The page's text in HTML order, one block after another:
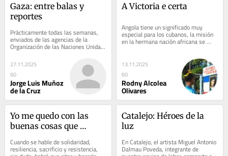
Gaza: entre balas y
reportes
Prácticamente todas las semanas,
enviados de las agencias de la
Organización de las Naciones Unidas
(ONU) alertan sobre la crítica
situación de...
27.11.2025
60
Jorge Luis Muñoz
de la Cruz
A Victoria e certa
Angola tiene un significado muy
especial para los cubanos, la misión
en la hermana nación africana se
13.11.2025
60
Rodny Alcolea
Olivares
Yo me quedo con las
buenas cosas que
Cuando se hable de solidaridad,
resiliencia, sacrificio y resistencia,
Catalejo: Héroes de la
luz
En Catalejo, el artista Miguel Antonio
Dalmau Poveda, integrante de